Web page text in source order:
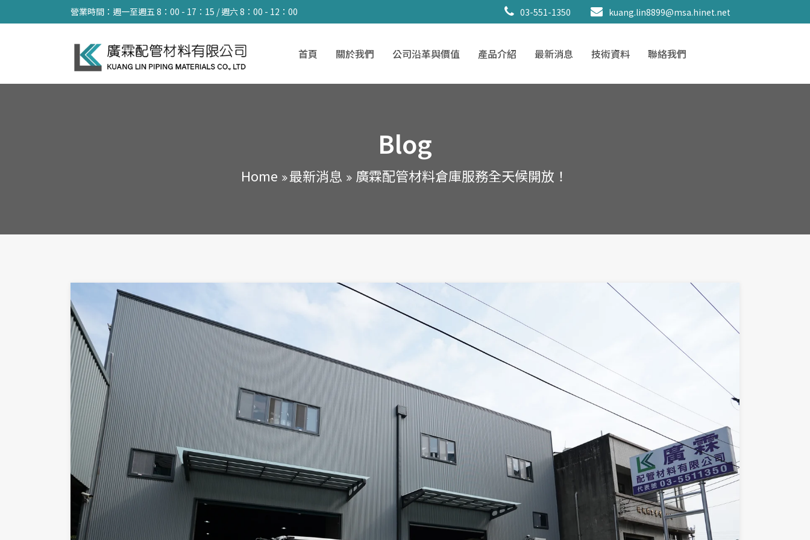
營業時間：週一至週五 8：00 - 17：15 / 週六 8：00 - 12：00 03-551-1350 kuang.lin8899@msa.hinet.net
首頁 關於我們 公司沿革與價值 產品介紹 最新消息 技術資料 聯絡我們
Blog
Home 最新消息 廣霖配管材料倉庫服務全天候開放！